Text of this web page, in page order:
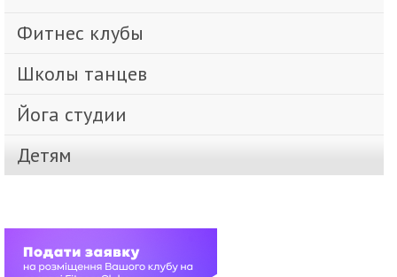
Фитнес клубы
Школы танцев
Йога студии
Детям